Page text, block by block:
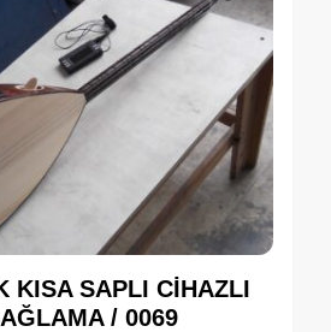
KISA SAPLI CİHAZLI
/ 0069